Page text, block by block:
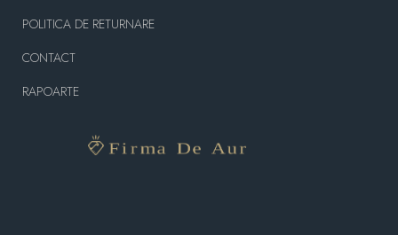
POLITICA DE RETURNARE
CONTACT
RAPOARTE